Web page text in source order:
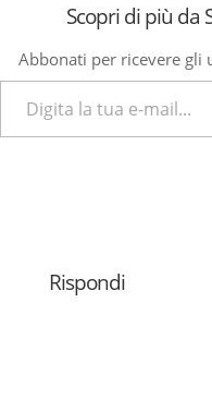
Scopri di più da
Abbonati per ricevere gli
Digita la tua e-mail...
Rispondi